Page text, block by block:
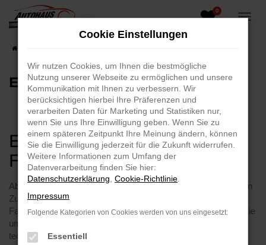
Zum
Hauptinhalt
0
EU Data Act
EU Data Act – Ihre
Fahrzeugdaten im Überblick
Ab dem 12. September 2025 gilt der EU Data Act. Er regelt den
Zugang zu Daten vernetzter Produkte – darunter auch
Fahrzeuge. Als verantwortungsvolles Autohaus möchten wir Sie
umfassend und transparent über Ihre Rechte und die
technischen Hintergründe informieren.
Cookie Einstellungen
Wir nutzen Cookies, um Ihnen die bestmögliche
Nutzung unserer Webseite zu ermöglichen und unsere
Kommunikation mit Ihnen zu verbessern. Wir
berücksichtigen hierbei Ihre Präferenzen und
verarbeiten Daten für Marketing und Statistiken nur,
wenn Sie uns Ihre Einwilligung geben. Wenn Sie zu
einem späteren Zeitpunkt Ihre Meinung ändern, können
Sie die Einwilligung jederzeit für die Zukunft widerrufen.
Weitere Informationen zum Umfang der
Datenverarbeitung finden Sie hier:
Datenschutzerklärung Cookie-Richtlinie
Impressum
Folgende Kategorien von Cookies werden von uns eingesetzt:
Essentiell